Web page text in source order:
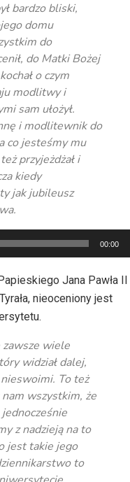
bardzo bliski,
domu
do
do Matki Bożej
o czym
modlitwy i
sam ułożył.
i modlitewnik do
co jesteśmy mu
przyjeżdżał i
kiedy
jak jubileusz
00:00
Jana Pawła II
nieoceniony jest
zawsze wiele
widział dalej,
To też
nam wszystkim, że
z nadzieją na to
jest takie jego
to